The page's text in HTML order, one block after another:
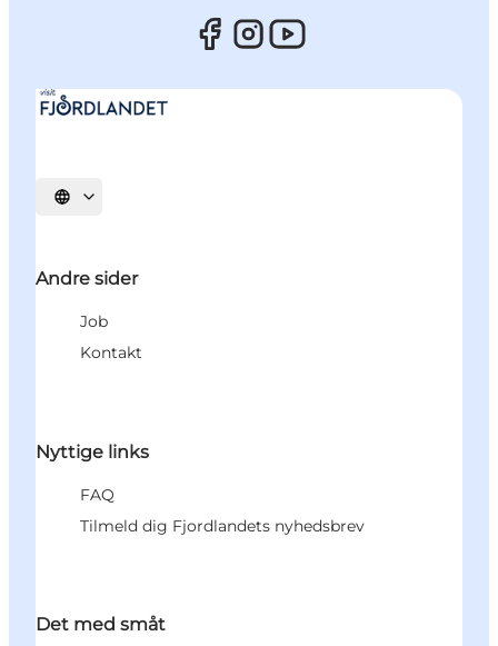
Vælg sprog
Andre sider
Job
Kontakt
Nyttige links
FAQ
Tilmeld dig Fjordlandets nyhedsbrev
Det med småt